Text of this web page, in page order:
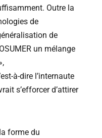
Outre la
de
de
un mélange
à-dire l’internaute
s’efforcer d’attirer
forme du